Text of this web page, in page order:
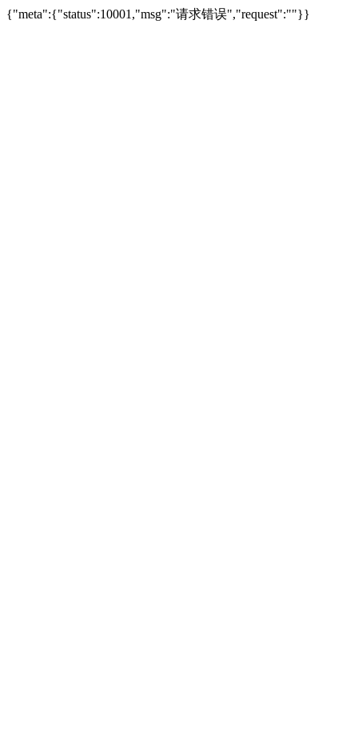
{"meta":{"status":10001,"msg":"请求错误","request":""}}